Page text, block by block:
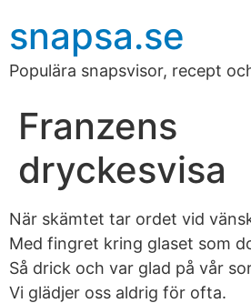
snapsa.se
Populära snapsvisor, recept
Franzens
dryckesvisa
När skämtet tar ordet vid
Med fingret kring glaset som
Så drick och var glad på vår
Vi glädjer oss aldrig för ofta.